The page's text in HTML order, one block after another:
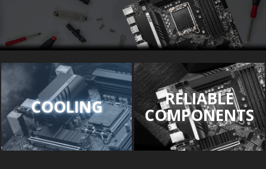
COOLING RELIABLE
COMPONENTS